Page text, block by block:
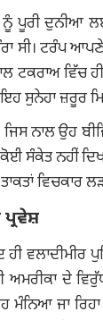
ਨੂੰ ਪੂਰੀ ਦੁਨੀਆ
ਸੀ। ਟਰੰਪ
ਟਕਰਾਅ ਵਿੱਚ
ਸੁਨੇਹਾ ਜ਼ਰੂਰ
ਨਾਲ ਉਹ
ਕੋਈ ਸੰਕੇਤ
ਵਿਚਕਾਰ
ਵਲਾਦੀਮੀਰ
ਅਮਰੀਕਾ ਦੇ
ਮੰਨਿਆ ਜਾ